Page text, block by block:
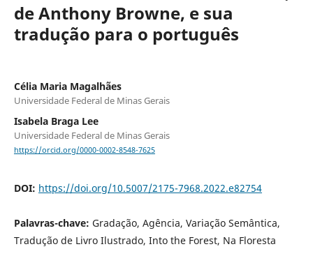
de Anthony Browne, e sua
tradução para o português
Célia Maria Magalhães
Universidade Federal de Minas Gerais
Isabela Braga Lee
Universidade Federal de Minas Gerais
https://orcid.org/0000-0002-8548-7625
DOI: https://doi.org/10.5007/2175-7968.2022.e82754
Palavras-chave: Gradação, Agência, Variação Semântica,
Tradução de Livro Ilustrado, Into the Forest, Na Floresta